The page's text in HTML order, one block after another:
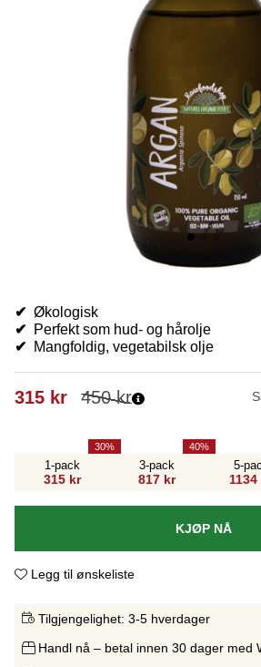
✔ Økologisk
✔
Perfekt som hud- og hårolje
✔
Mangfoldig, vegetabilsk olje
450kr
315 kr
1-pack
315 kr
30
3-pack
817 kr
40
5-
1134
KJØP NÅ
Legg til ønskeliste
Tilgjengelighet: 3-5 hverdager
Handl nå – betal innen 30 dager med